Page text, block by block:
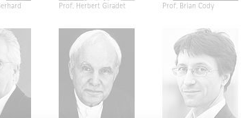
Prof. Herbert Giradet Prof. Brian Cody